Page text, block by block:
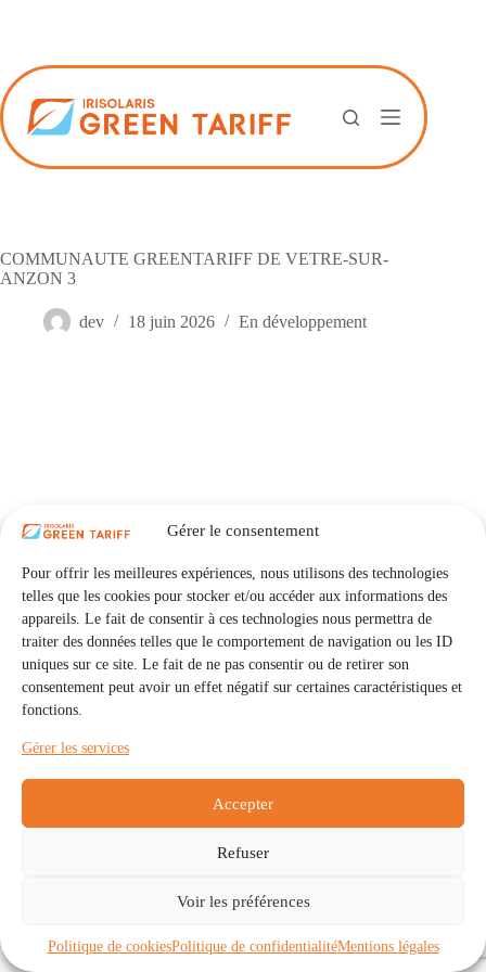
Gérer le consentement
Pour offrir les meilleures expériences, nous utilisons des technologies
telles que les cookies pour stocker et/ou accéder aux informations des
appareils. Le fait de consentir à ces technologies nous permettra de
traiter des données telles que le comportement de navigation ou les ID
uniques sur ce site. Le fait de ne pas consentir ou de retirer son
consentement peut avoir un effet négatif sur certaines caractéristiques et
fonctions.
Gérer les services
Accepter
Refuser
Voir les préférences
Politique de cookiesPolitique de confidentialitéMentions légales
COMMUNAUTE GREENTARIFF DE VETRE-SUR-
ANZON 3
dev 18 juin 2026 En développement
Communautés
À propos
Politique de cookies (UE)